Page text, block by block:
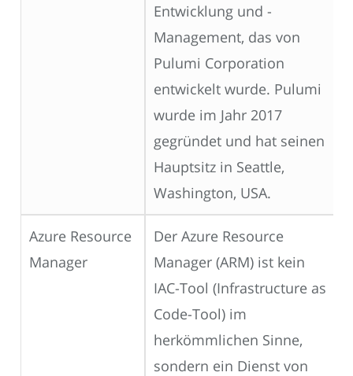
Entwicklung und -
Management, das von
Pulumi Corporation
entwickelt wurde. Pulumi
wurde im Jahr 2017
gegründet und hat seinen
Hauptsitz in Seattle,
Washington, USA.
Azure Resource
Manager
Der Azure Resource
Manager (ARM) ist kein
IAC-Tool (Infrastructure as
Code-Tool) im
herkömmlichen Sinne,
sondern ein Dienst von